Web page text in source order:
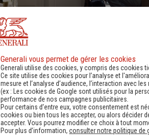
Découvrir
Generali vous permet de gérer les cookies
Generali utilise des cookies, y compris des cookies
Ce site utilise des cookies pour l’analyse et
mesure et l’analyse d’audience, l’interaction avec
(ex :
Les cookies de Google sont utilisés pour la
performance de nos campagnes publicitaires.
Pour certains d’entre eux, votre consentement est
cookies ou bien tous les accepter, ou alors décider
accepter. Vous pourrez modifier ce choix à tout
Pour plus d’information, consulter notre politique de